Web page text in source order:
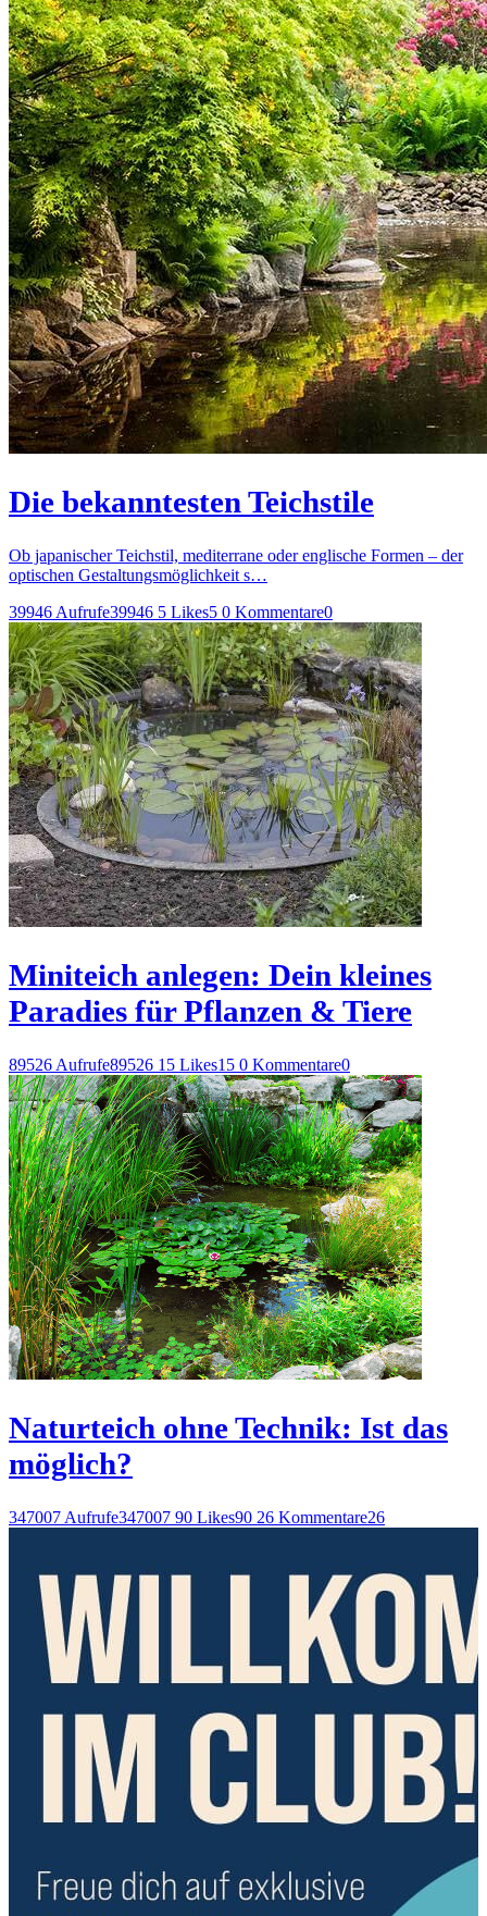
Die bekanntesten Teichstile
Ob japanischer Teichstil, mediterrane oder englische Formen – der
optischen Gestaltungsmöglichkeit s…
39946 Aufrufe39946 5 Likes5 0 Kommentare0
Miniteich anlegen: Dein kleines
Paradies für Pflanzen & Tiere
89526 Aufrufe89526 15 Likes15 0 Kommentare0
Naturteich ohne Technik: Ist das
möglich?
347007 Aufrufe347007 90 Likes90 26 Kommentare26